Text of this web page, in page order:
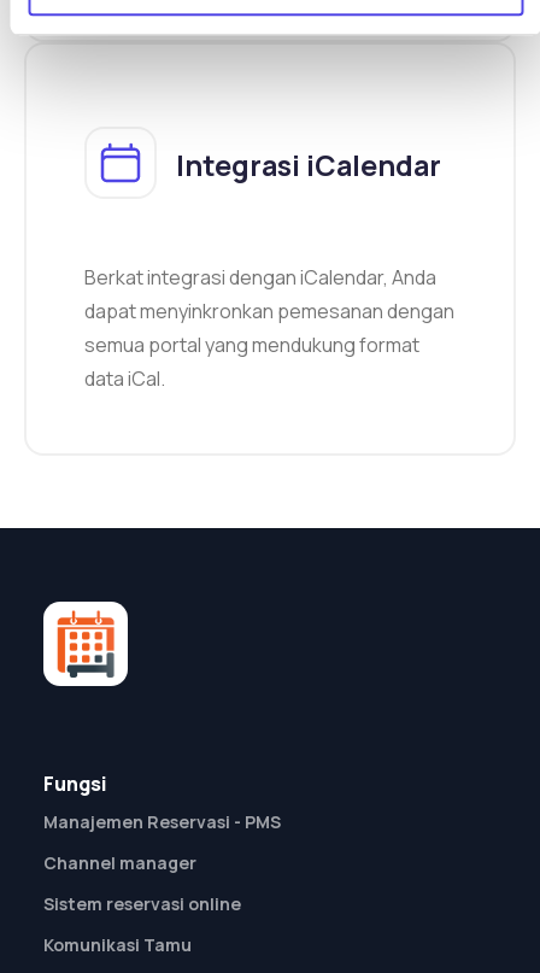
Integrasi iCalendar
Berkat integrasi dengan iCalendar, Anda
dapat menyinkronkan pemesanan dengan
semua portal yang mendukung format
data iCal.
Fungsi
Manajemen Reservasi - PMS
Channel manager
Sistem reservasi online
Komunikasi Tamu